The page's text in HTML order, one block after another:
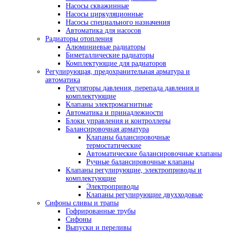
Насосы скважинные
Насосы циркуляционные
Насосы специального назначения
Автоматика для насосов
Радиаторы отопления
Алюминиевые радиаторы
Биметаллические радиаторы
Комплектующие для радиаторов
Регулирующая, предохранительная арматура и
автоматика
Регуляторы давления, перепада давления и
комплектующие
Клапаны электромагнитные
Автоматика и принадлежности
Блоки управления и контроллеры
Балансировочная арматура
Клапаны балансировочные
термостатические
Автоматические балансировочные клапаны
Ручные балансировочные клапаны
Клапаны регулирующие, электроприводы и
комплектующие
Электроприводы
Клапаны регулирующие двухходовые
Сифоны сливы и трапы
Гофрированные трубы
Сифоны
Выпуски и переливы